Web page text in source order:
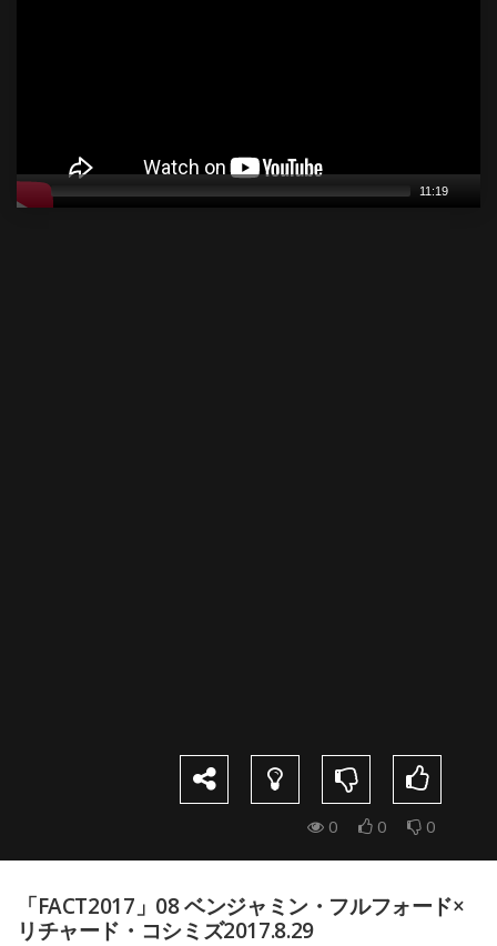
11:19
0 0 0
「FACT2017」08 ベンジャミン・フルフォード×
リチャード・コシミズ2017.8.29